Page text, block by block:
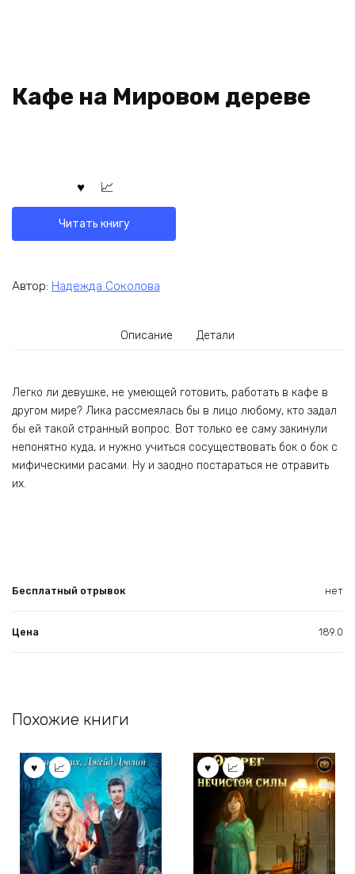
Кафе на Мировом дереве
Читать книгу
Автор: Надежда Соколова
Описание Детали
Легко ли девушке, не умеющей готовить, работать в кафе в
другом мире? Лика рассмеялась бы в лицо любому, кто задал
бы ей такой странный вопрос. Вот только ее саму закинули
непонятно куда, и нужно учиться сосуществовать бок о бок с
мифическими расами. Ну и заодно постараться не отравить
их.
Бесплатный отрывок нет
Цена 189.0
Похожие книги